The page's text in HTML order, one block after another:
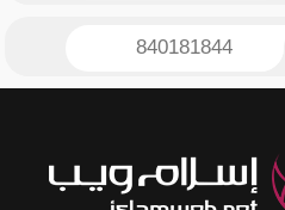
840181844